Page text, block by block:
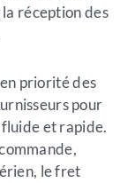
réception des
priorité des
pour
et rapide.
le fret